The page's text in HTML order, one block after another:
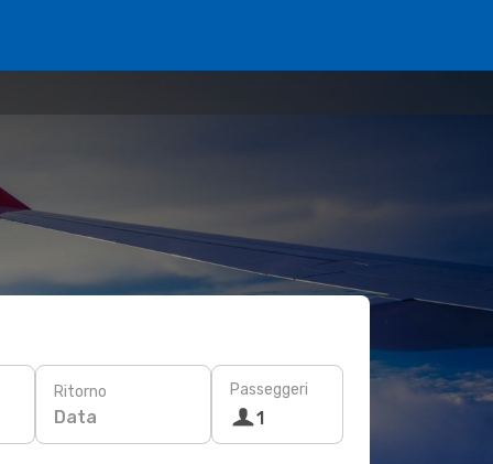
Ritorno
Data
Passeggeri
1